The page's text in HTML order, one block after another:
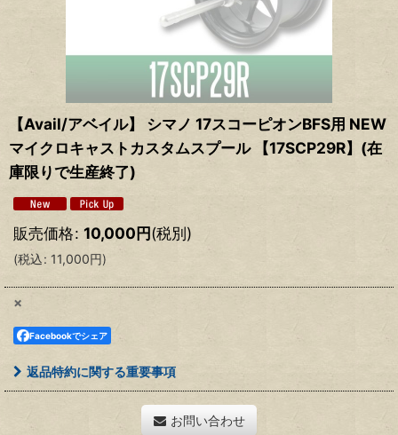
【Avail/アベイル】 シマノ 17スコーピオンBFS用 NEW
マイクロキャストカスタムスプール 【17SCP29R】(在
庫限りで生産終了)
販売価格: 10,000円(税別)
(税込: 11,000円)
×
Facebookでシェア
返品特約に関する重要事項
お問い合わせ